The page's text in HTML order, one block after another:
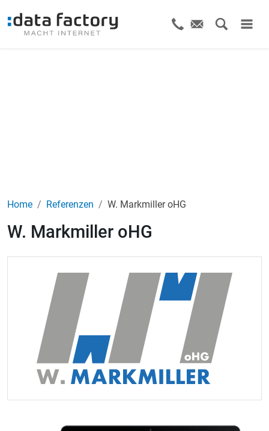
Home Referenzen W. Markmiller oHG
W. Markmiller oHG